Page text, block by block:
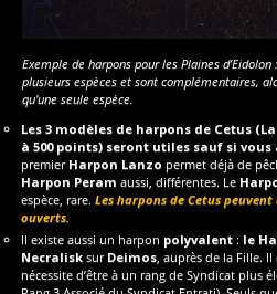
Exemple de harpons pour les Plaines
plusieurs espèces et sont complémentaires,
qu’une seule espèce.
Les 3 modèles de harpons de Cetus
à 500 points) seront utiles sauf si vous
premier Harpon Lanzo permet déjà de
Harpon Peram aussi, différentes. Le
espèce, rare.Les harpons de Cetus
ouverts.
Il existe aussi un harpon polyvalent: le
Necralisksur Deimos , auprès de la Fille.
nécessite d’être à un rang de Syndicat plus